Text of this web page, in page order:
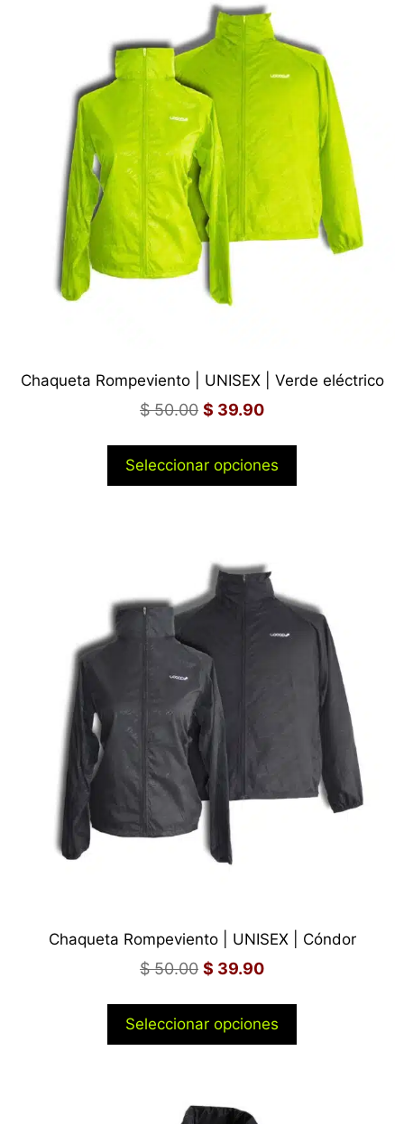
Chaqueta Rompeviento | UNISEX | Verde eléctrico
$50.00 $ 39.90
Seleccionar opciones
Chaqueta Rompeviento | UNISEX | Cóndor
$50.00 $ 39.90
Seleccionar opciones